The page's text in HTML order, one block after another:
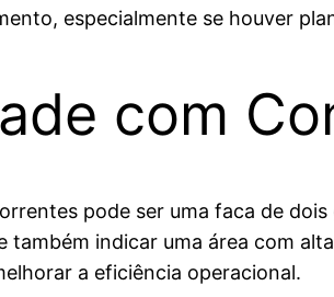
especialmente se houver
com
pode ser uma faca de
também indicar uma área com
a eficiência operacional.